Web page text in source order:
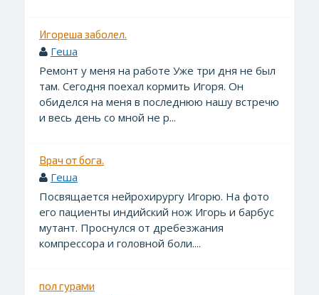
Игореша заболел.
Геша
Ремонт у меня на работе Уже три дня не был
там. Сегодня поехал кормить Игоря. Он
обиделся на меня в последнюю нашу встречю
и весь день со мной не р...
Врач от бога.
Геша
Посвящается нейрохирургу Игорю. На фото
его пациенты индийский нож Игорь и барбус
мутант. Проснулся от дребезжания
компрессора и головной боли....
пол гурами